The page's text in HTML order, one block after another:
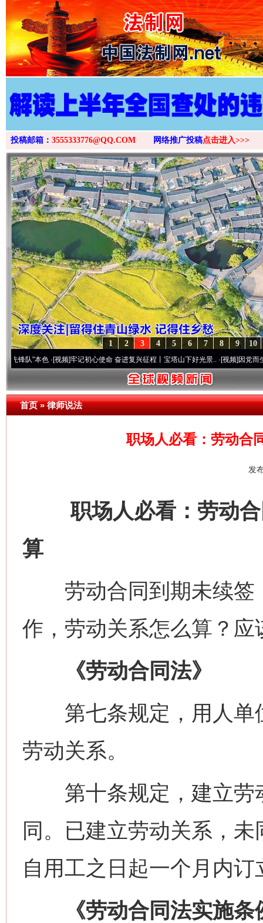
>
投稿邮箱： 3555333776@QQ.COM 网络推广投稿点击进入>>>
10
9
8
7
6
5
4
3
2
1
色·[视频]牢记初心使命 奋进复兴征程丨宝塔山下好光景..·[视频]因党而生 为党而
首页»律师说法
职场人必看：劳动合
发
职场人必看：劳动合
算
劳动合同到期未续签
作，劳动关系怎么算？应
《劳动合同法》
第七条规定，用人单
劳动关系。
第十条规定，建立劳
同。已建立劳动关系，
自用工之日起一个月内
《劳动合同法实施条